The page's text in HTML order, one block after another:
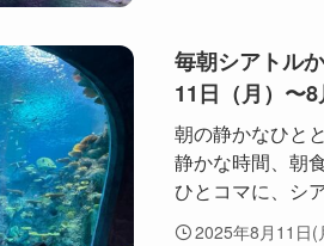
毎朝シアトル
11日（月）〜
朝の静かなひと
静かな時間、朝
ひとコマに、シ
2025年8月11日(